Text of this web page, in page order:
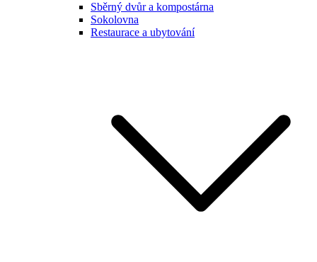
Sběrný dvůr a kompostárna
Sokolovna
Restaurace a ubytování